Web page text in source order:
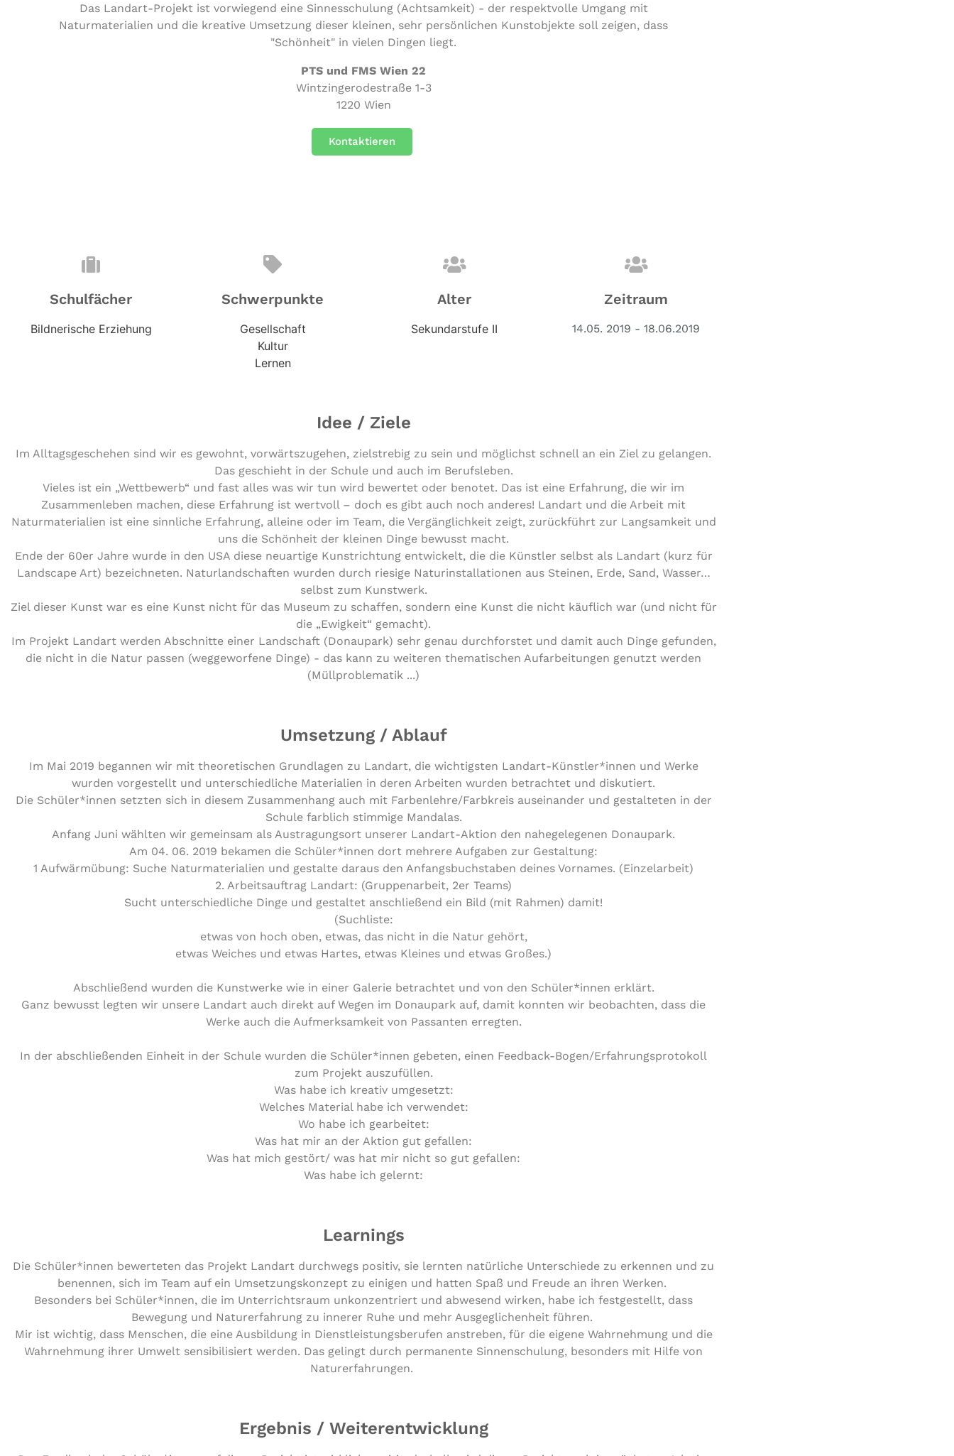
Das Landart-Projekt ist vorwiegend eine Sinnesschulung (Achtsamkeit) - der respektvolle Umgang mit
Naturmaterialien und die kreative Umsetzung dieser kleinen, sehr persönlichen Kunstobjekte soll zeigen, dass
"Schönheit" in vielen Dingen liegt.
PTS und FMS Wien 22
Wintzingerodestraße 1-3
1220 Wien
Kontaktieren
Schulfächer
Bildnerische Erziehung
Schwerpunkte
Gesellschaft
Kultur
Lernen
Alter
Sekundarstufe II
Zeitraum
14.05. 2019 - 18.06.2019
Idee / Ziele
Im Alltagsgeschehen sind wir es gewohnt, vorwärtszugehen, zielstrebig zu sein und möglichst schnell an ein Ziel zu gelangen.
Das geschieht in der Schule und auch im Berufsleben.
Vieles ist ein „Wettbewerb“ und fast alles was wir tun wird bewertet oder benotet. Das ist eine Erfahrung, die wir im
Zusammenleben machen, diese Erfahrung ist wertvoll – doch es gibt auch noch anderes! Landart und die Arbeit mit
Naturmaterialien ist eine sinnliche Erfahrung, alleine oder im Team, die Vergänglichkeit zeigt, zurückführt zur Langsamkeit und
uns die Schönheit der kleinen Dinge bewusst macht.
Ende der 60er Jahre wurde in den USA diese neuartige Kunstrichtung entwickelt, die die Künstler selbst als Landart (kurz für
Landscape Art) bezeichneten. Naturlandschaften wurden durch riesige Naturinstallationen aus Steinen, Erde, Sand, Wasser…
selbst zum Kunstwerk.
Ziel dieser Kunst war es eine Kunst nicht für das Museum zu schaffen, sondern eine Kunst die nicht käuflich war (und nicht für
die „Ewigkeit“ gemacht).
Im Projekt Landart werden Abschnitte einer Landschaft (Donaupark) sehr genau durchforstet und damit auch Dinge gefunden,
die nicht in die Natur passen (weggeworfene Dinge) - das kann zu weiteren thematischen Aufarbeitungen genutzt werden
(Müllproblematik ...)
Umsetzung / Ablauf
Im Mai 2019 begannen wir mit theoretischen Grundlagen zu Landart, die wichtigsten Landart-Künstler*innen und Werke
wurden vorgestellt und unterschiedliche Materialien in deren Arbeiten wurden betrachtet und diskutiert.
Die Schüler*innen setzten sich in diesem Zusammenhang auch mit Farbenlehre/Farbkreis auseinander und gestalteten in der
Schule farblich stimmige Mandalas.
Anfang Juni wählten wir gemeinsam als Austragungsort unserer Landart-Aktion den nahegelegenen Donaupark.
Am 04. 06. 2019 bekamen die Schüler*innen dort mehrere Aufgaben zur Gestaltung:
1 Aufwärmübung: Suche Naturmaterialien und gestalte daraus den Anfangsbuchstaben deines Vornames. (Einzelarbeit)
2. Arbeitsauftrag Landart: (Gruppenarbeit, 2er Teams)
Sucht unterschiedliche Dinge und gestaltet anschließend ein Bild (mit Rahmen) damit!
(Suchliste:
etwas von hoch oben, etwas, das nicht in die Natur gehört,
etwas Weiches und etwas Hartes, etwas Kleines und etwas Großes.)
Abschließend wurden die Kunstwerke wie in einer Galerie betrachtet und von den Schüler*innen erklärt.
Ganz bewusst legten wir unsere Landart auch direkt auf Wegen im Donaupark auf, damit konnten wir beobachten, dass die
Werke auch die Aufmerksamkeit von Passanten erregten.
In der abschließenden Einheit in der Schule wurden die Schüler*innen gebeten, einen Feedback-Bogen/Erfahrungsprotokoll
zum Projekt auszufüllen.
Was habe ich kreativ umgesetzt:
Welches Material habe ich verwendet:
Wo habe ich gearbeitet:
Was hat mir an der Aktion gut gefallen:
Was hat mich gestört/ was hat mir nicht so gut gefallen:
Was habe ich gelernt:
Learnings
Die Schüler*innen bewer­te­ten das Projekt Landart durchwegs positiv, sie lernten natür­li­che Unter­schie­de zu erkennen und zu
benennen, sich im Team auf ein Umset­zungs­kon­zept zu einigen und hatten Spaß und Freude an ihren Werken.
Besonders bei Schüler*innen, die im Unter­richts­raum unkon­zen­triert und abwesend wirken, habe ich fest­ge­stellt, dass
Bewegung und Natur­er­fah­rung zu innerer Ruhe und mehr Aus­ge­gli­chen­heit führen.
Mir ist wichtig, dass Menschen, die eine Aus­bil­dung in Dienst­leis­tungs­be­ru­fen anstreben, für die eigene Wahr­neh­mung und die
Wahr­neh­mung ihrer Umwelt sen­si­bi­li­siert werden. Das gelingt durch per­ma­nen­te Sin­nen­schu­lung, besonders mit Hilfe von
Naturerfahrungen.
Ergebnis / Weiterentwicklung